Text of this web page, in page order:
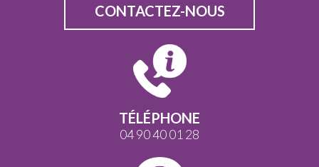
CONTACTEZ-NOUS
TÉLÉPHONE
04 90 40 01 28